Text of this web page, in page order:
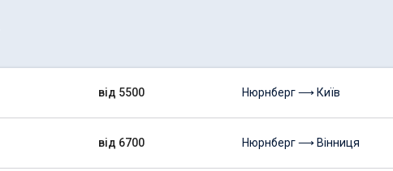
від 5500
від 6700
Нюрнберг ⟶ Київ
Нюрнберг ⟶ Вінниця